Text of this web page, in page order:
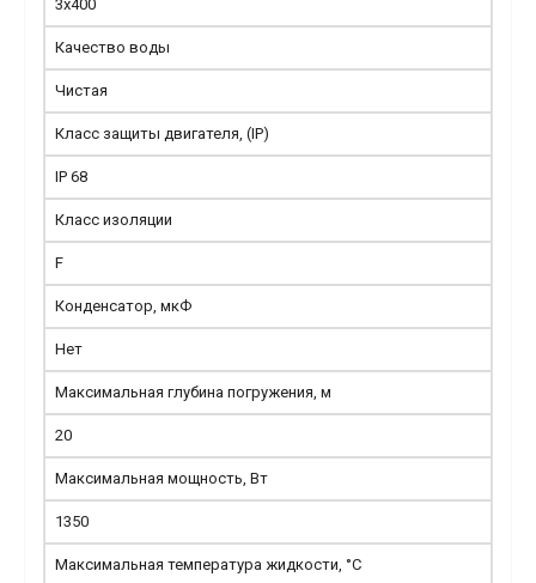
3x400
Качество воды
Чистая
Класс защиты двигателя, (IP)
IP 68
Класс изоляции
F
Конденсатор, мкФ
Нет
Максимальная глубина погружения, м
20
Максимальная мощность, Вт
1350
Максимальная температура жидкости, °С